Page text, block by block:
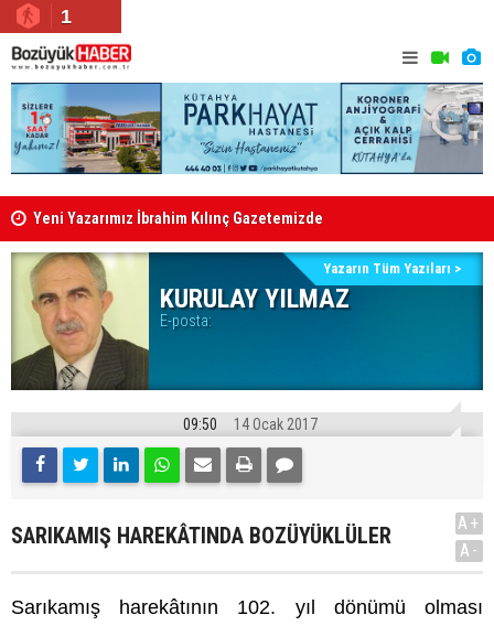
1
Yeni Yazarımız İbrahim Kılınç Gazetemizde
KURULAY YILMAZ
E-posta:
Yazarın Tüm Yazıları >
09:50 14 Ocak 2017
SARIKAMIŞ HAREKÂTINDA BOZÜYÜKLÜLER
A+
A-
Sarıkamış harekâtının 102. yıl dönümü olması